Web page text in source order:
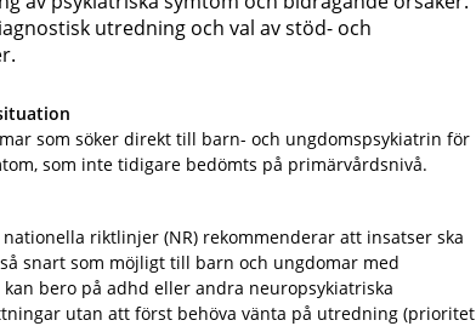
utredning och val av stöd- och
som söker direkt till barn- och ungdomspsykiatrin för
som inte tidigare bedömts på primärvårdsnivå.
nationella riktlinjer (NR) rekommenderar att insatser ska
snart som möjligt till barn och ungdomar med
bero på adhd eller andra neuropsykiatriska
utan att först behöva vänta på utredning (prioritet